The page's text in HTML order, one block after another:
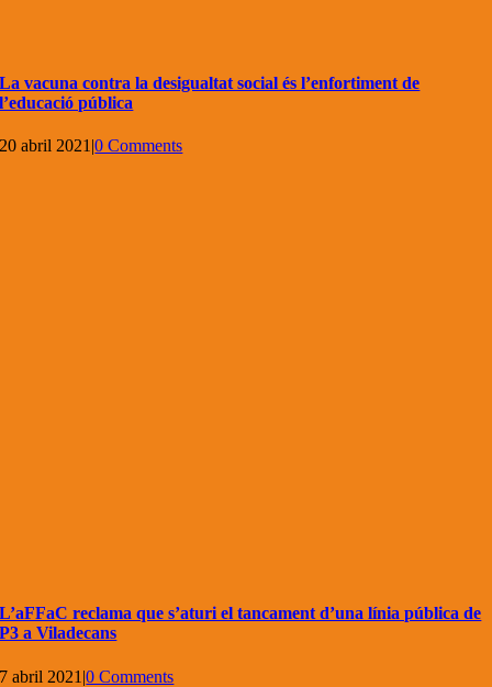
La vacuna contra la desigualtat social és l’enfortiment de
l’educació pública
20 abril 2021 |0 Comments
L’aFFaC reclama que s’aturi el tancament d’una línia pública de
P3 a Viladecans
7 abril 2021 |0 Comments